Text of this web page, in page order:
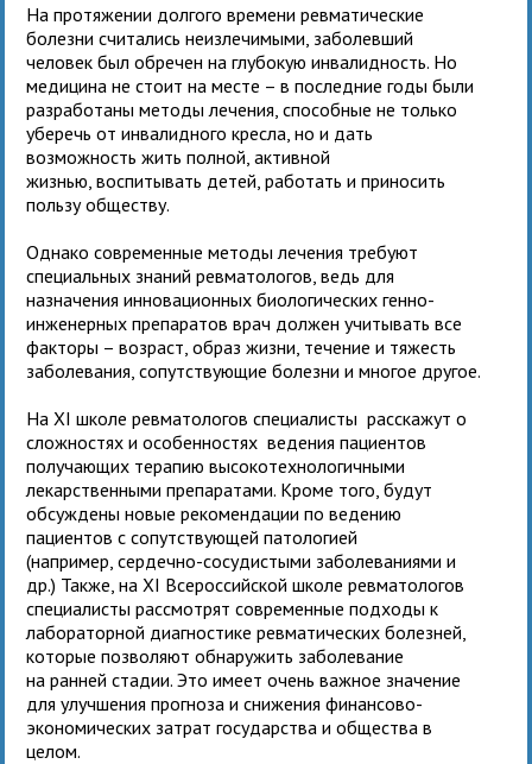
На протяжении долгого времени ревматические
болезни считались неизлечимыми, заболевший
человек был обречен на глубокую инвалидность. Но
медицина не стоит на месте – в последние годы были
разработаны методы лечения, способные не только
уберечь от инвалидного кресла, но и дать
возможность жить полной, активной
жизнью, воспитывать детей, работать и приносить
пользу обществу.
Однако современные методы лечения требуют
специальных знаний ревматологов, ведь для
назначения инновационных биологических генно-
инженерных препаратов врач должен учитывать все
факторы – возраст, образ жизни, течение и тяжесть
заболевания, сопутствующие болезни и многое другое.
На XI школе ревматологов специалисты расскажут о
сложностях и особенностях ведения пациентов
получающих терапию высокотехнологичными
лекарственными препаратами. Кроме того, будут
обсуждены новые рекомендации по ведению
пациентов с сопутствующей патологией
(например, сердечно-сосудистыми заболеваниями и
др.) Также, на XI Всероссийской школе ревматологов
специалисты рассмотрят современные подходы к
лабораторной диагностике ревматических болезней,
которые позволяют обнаружить заболевание
на ранней стадии. Это имеет очень важное значение
для улучшения прогноза и снижения финансово-
экономических затрат государства и общества в
целом.